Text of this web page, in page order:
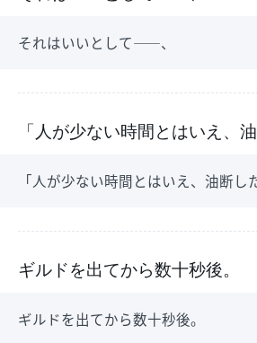
それはいいとして――、
「人が少ない時間とはいえ、
「人が少ない時間とはいえ、油断し
ギルドを出てから数十秒後。
ギルドを出てから数十秒後。